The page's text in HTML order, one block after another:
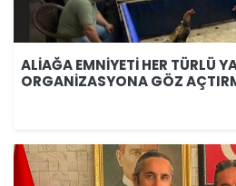
ALİAĞA EMNİYETİ HER TÜRLÜ
ORGANİZASYONA GÖZ